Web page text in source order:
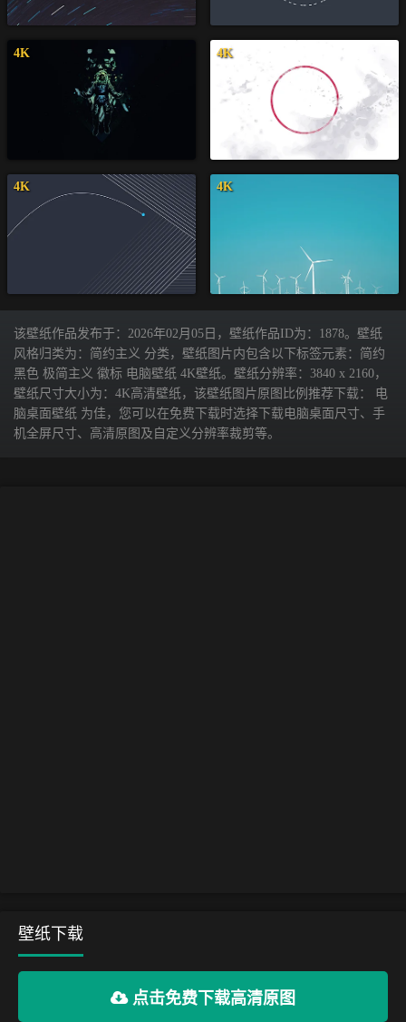
4K 4K
4K 4K
该壁纸作品发布于：2026年02月05日，壁纸作品ID为：1878。壁纸
风格归类为：简约主义 分类，壁纸图片内包含以下标签元素：简约
黑色 极简主义 徽标 电脑壁纸 4K壁纸。壁纸分辨率：3840 x 2160，
壁纸尺寸大小为：4K高清壁纸，该壁纸图片原图比例推荐下载： 电
脑桌面壁纸 为佳，您可以在免费下载时选择下载电脑桌面尺寸、手
机全屏尺寸、高清原图及自定义分辨率裁剪等。
壁纸下载
点击免费下载高清原图